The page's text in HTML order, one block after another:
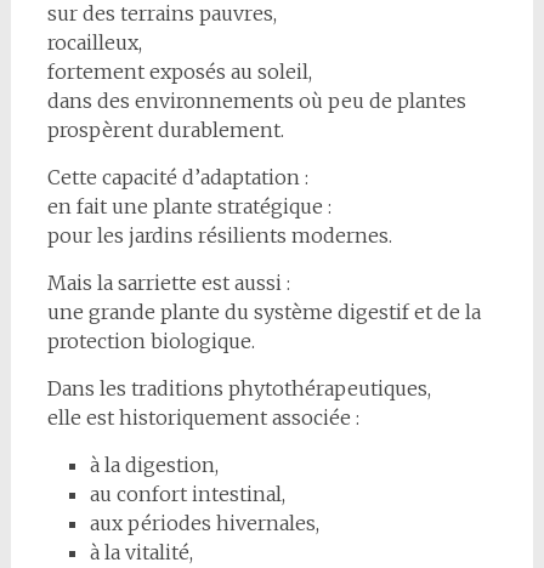
sur des terrains pauvres,
rocailleux,
fortement exposés au soleil,
dans des environnements où peu de plantes
prospèrent durablement.
Cette capacité d’adaptation :
en fait une plante stratégique :
pour les jardins résilients modernes.
Mais la sarriette est aussi :
une grande plante du système digestif et de la
protection biologique.
Dans les traditions phytothérapeutiques,
elle est historiquement associée :
à la digestion,
au confort intestinal,
aux périodes hivernales,
à la vitalité,